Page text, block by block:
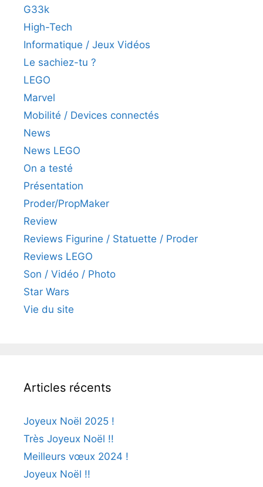
G33k
High-Tech
Informatique / Jeux Vidéos
Le sachiez-tu ?
LEGO
Marvel
Mobilité / Devices connectés
News
News LEGO
On a testé
Présentation
Proder/PropMaker
Review
Reviews Figurine / Statuette / Proder
Reviews LEGO
Son / Vidéo / Photo
Star Wars
Vie du site
Articles récents
Joyeux Noël 2025 !
Très Joyeux Noël !!
Meilleurs vœux 2024 !
Joyeux Noël !!